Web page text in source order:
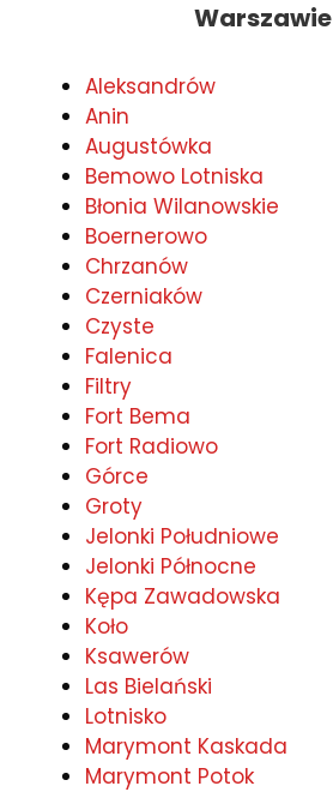
Warszawie
Aleksandrów
Anin
Augustówka
Bemowo Lotniska
Błonia Wilanowskie
Boernerowo
Chrzanów
Czerniaków
Czyste
Falenica
Filtry
Fort Bema
Fort Radiowo
Górce
Groty
Jelonki Południowe
Jelonki Północne
Kępa Zawadowska
Koło
Ksawerów
Las Bielański
Lotnisko
Marymont Kaskada
Marymont Potok